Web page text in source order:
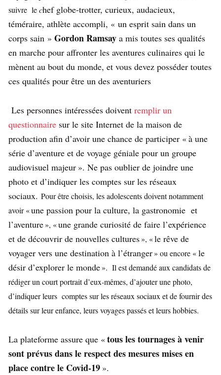
suivre lechef globe-trotter, curieux, audacieux,
téméraire, athlète accompli, « un esprit sain dans un
corps sain » Gordon Ramsay a mis toutes ses qualités
en marche pour affronter les aventures culinaires qui le
mènent au bout du monde, et vous devez posséder toutes
ces qualités pour être un des aventuriers
Les personnes intéressées doivent remplir un
questionnaire sur le site Internet de la maison de
production afin d’avoir une chance de participer « à une
série d’aventure et de voyage géniale pour un groupe
audiovisuel majeur ». Ne pas oublier de joindre une
photo et d’indiquer les comptes sur les réseaux
sociaux. Pour être choisis, les adolescents doivent notamment
avoir «une passion pour la culture, la gastronomie et
l’aventure», «une grande curiosité de faire l’expérience
et de découvrir de nouvelles cultures», «le rêve de
voyager vers une destination à l’étranger» ou encore «le
désir d’explorer le monde». Il est demandé aux candidats de
rédiger un court portrait d’eux-mêmes, d’ajouter une photo,
d’indiquer leurs comptes sur les réseaux sociaux et de fournir des
détails sur leur enfance, leurs voyages passés et leurs hobbies.
La plateforme assure que «tous les tournages à venir
sont prévus dans le respect des mesures mises en
place contre le Covid-19 ».